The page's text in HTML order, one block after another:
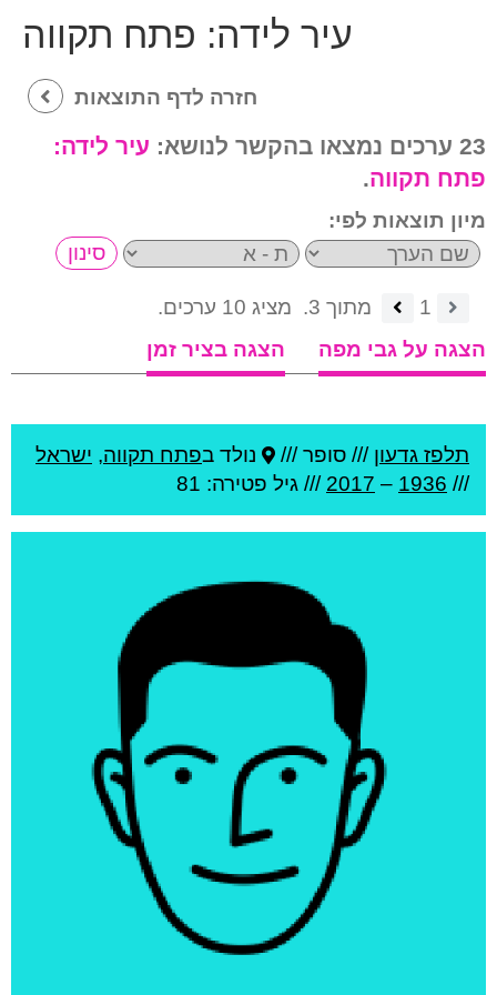
עיר לידה: פתח תקווה
חזרה לדף התוצאות
23 ערכים נמצאו בהקשר לנושא:
עיר לידה:
פתח תקווה.
מיון תוצאות לפי:
1 מתוך 3.
מציג 10 ערכים.
הצגה על גבי מפה
הצגה בציר זמן
תלפז גדעון /// סופר /// נולד בפתח תקווה, ישראל
///
1936
–
2017 /// גיל פטירה: 81